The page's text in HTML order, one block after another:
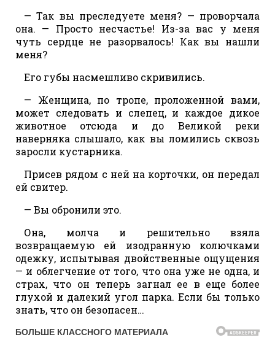
— Так вы преследуете меня? — проворчала
она. — Просто несчастье! Из-за вас у меня
чуть сердце не разорвалось! Как вы нашли
меня?
Его губы насмешливо скривились.
— Женщина, по тропе, проложенной вами,
может следовать и слепец, и каждое дикое
животное отсюда и до Великой реки
наверняка слышало, как вы ломились сквозь
заросли кустарника.
Присев рядом с ней на корточки, он передал
ей свитер.
— Вы обронили это.
Она, молча и решительно взяла
возвращаемую ей изодранную колючками
одежку, испытывая двойственные ощущения
— и облегчение от того, что она уже не одна, и
страх, что он теперь загнал ее в еще более
глухой и далекий угол парка. Если бы только
знать, что он безопасен…